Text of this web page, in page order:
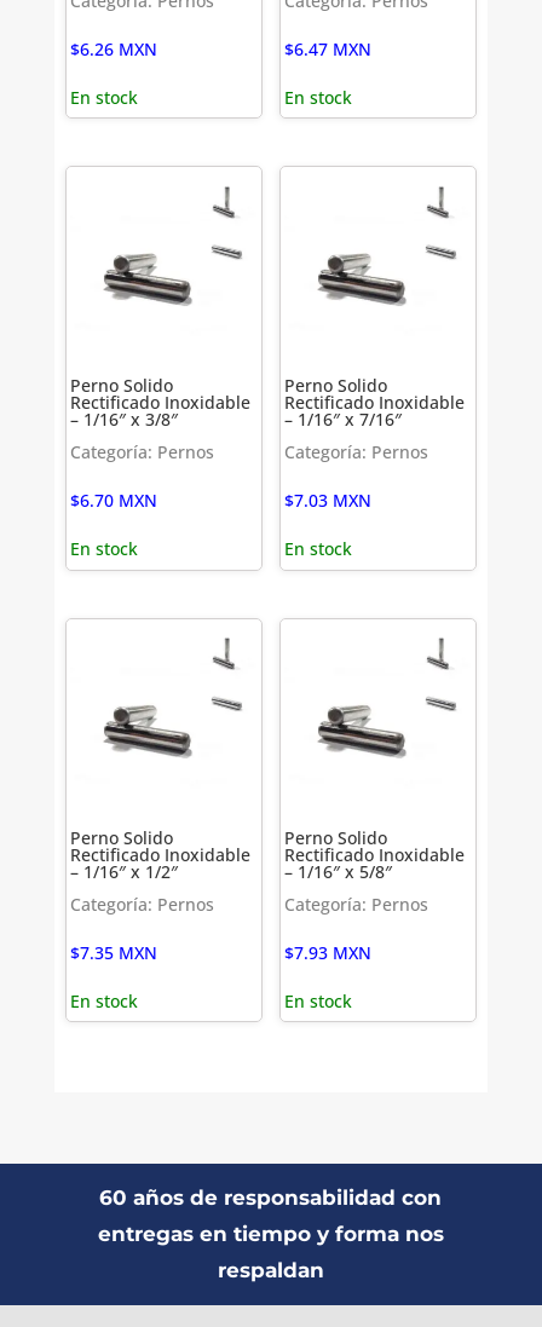
$6.26 MXN
En stock
$6.47 MXN
En stock
Perno Solido
Rectificado Inoxidable
– 1/16″ x 3/8″
Categoría: Pernos
$6.70 MXN
En stock
Perno Solido
Rectificado Inoxidable
– 1/16″ x 7/16″
Categoría: Pernos
$7.03 MXN
En stock
Perno Solido
Rectificado Inoxidable
– 1/16″ x 1/2″
Categoría: Pernos
$7.35 MXN
En stock
Perno Solido
Rectificado Inoxidable
– 1/16″ x 5/8″
Categoría: Pernos
$7.93 MXN
En stock
60 años de responsabilidad con
entregas en tiempo y forma nos
respaldan